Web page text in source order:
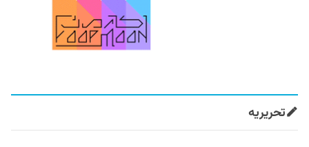
تحریریه